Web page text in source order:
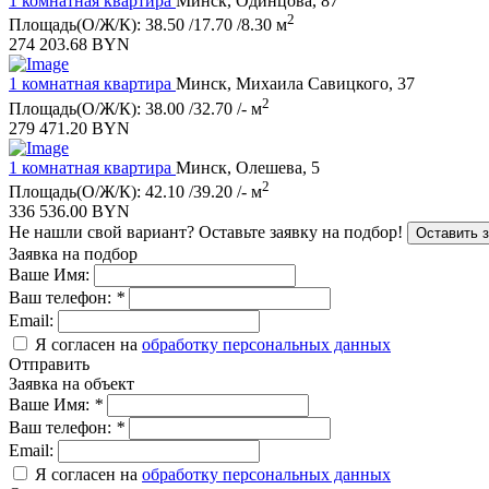
Площадь(О/Ж/К): 38.50 /17.70 /8.30 м2
274 203.68 BYN
1 комнатная квартира Минск, Михаила Савицкого, 37
Площадь(О/Ж/К): 38.00 /32.70 /- м2
279 471.20 BYN
1 комнатная квартира Минск, Олешева, 5
Площадь(О/Ж/К): 42.10 /39.20 /- м2
336 536.00 BYN
Не нашли свой вариант? Оставьте заявку на подбор! Оставить
Заявка на подбор
Ваше Имя:
Ваш телефон: *
Email:
Я согласен на обработку персональных данных
Отправить
Заявка на объект
Ваше Имя: *
Ваш телефон: *
Email:
Я согласен на обработку персональных данных